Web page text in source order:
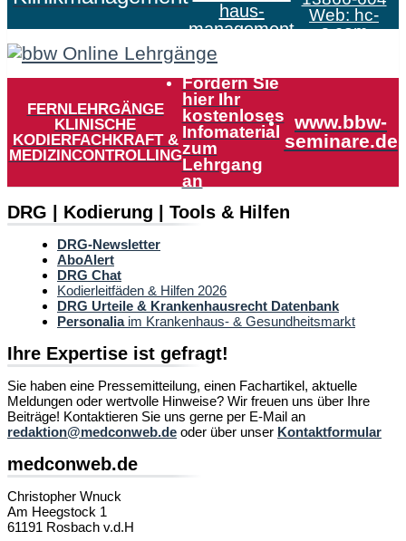
haus­
management
Web: hc-
s.com
FERNLEHRGÄNGE
KLINISCHE
KODIERFACHKRAFT &
MEDIZINCONTROLLING
Fordern Sie
hier Ihr
kostenloses
Infomaterial
zum
Lehrgang
an
www.bbw-
seminare.de
DRG | Kodierung | Tools & Hilfen
DRG-Newsletter
AboAlert
DRG Chat
Kodierleitfäden & Hilfen 2026
DRG Urteile & Krankenhausrecht Datenbank
Personaliaim Krankenhaus- & Gesundheitsmarkt
Ihre Expertise ist gefragt!
Sie haben eine Pressemitteilung, einen Fachartikel, aktuelle
Meldungen oder wertvolle Hinweise? Wir freuen uns über Ihre
Beiträge! Kontaktieren Sie uns gerne per E-Mail an
redaktion@medconweb.de oder über unser Kontaktformular
medconweb.de
Christopher Wnuck
Am Heegstock 1
61191 Rosbach v.d.H